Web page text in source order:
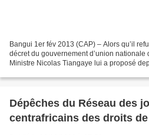
Bangui 1er fév 2013 (CAP) – Alors qu’il
décret du gouvernement d’union
Ministre Nicolas Tiangaye lui a proposé
Dépêches du Réseau des
centrafricains des droits